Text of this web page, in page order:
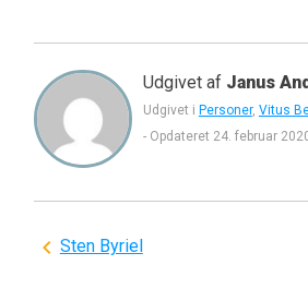
Udgivet af Janus
Udgivet i Personer, Vitus
- Opdateret 24. februar
Indlægsnavigation
Sten Byriel